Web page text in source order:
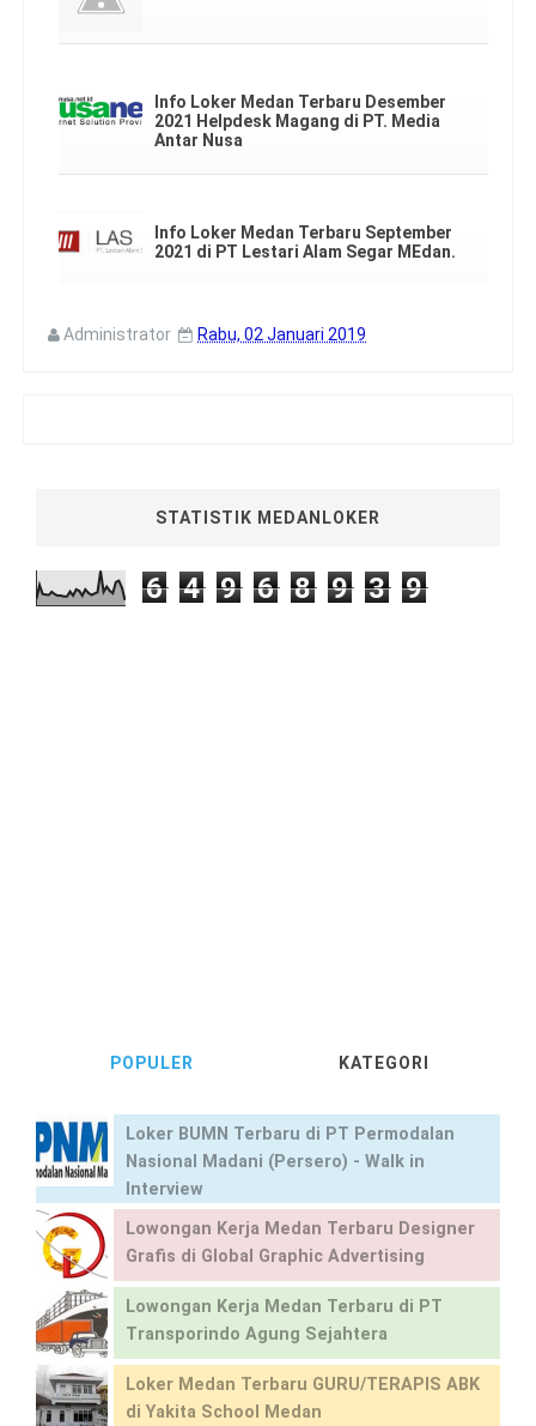
Info Loker Medan Terbaru Desember
2021 Helpdesk Magang di PT. Media
Antar Nusa
Info Loker Medan Terbaru September
2021 di PT Lestari Alam Segar MEdan.
Administrator Rabu, 02 Januari 2019
STATISTIK MEDANLOKER
6 4 9 6 8 9 3 9
POPULER KATEGORI
Loker BUMN Terbaru di PT Permodalan
Nasional Madani (Persero) - Walk in
Interview
Lowongan Kerja Medan Terbaru Designer
Grafis di Global Graphic Advertising
Lowongan Kerja Medan Terbaru di PT
Transporindo Agung Sejahtera
Loker Medan Terbaru GURU/TERAPIS ABK
di Yakita School Medan